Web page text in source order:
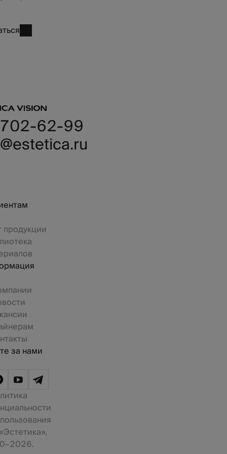
A
62-99
продукции
за нами